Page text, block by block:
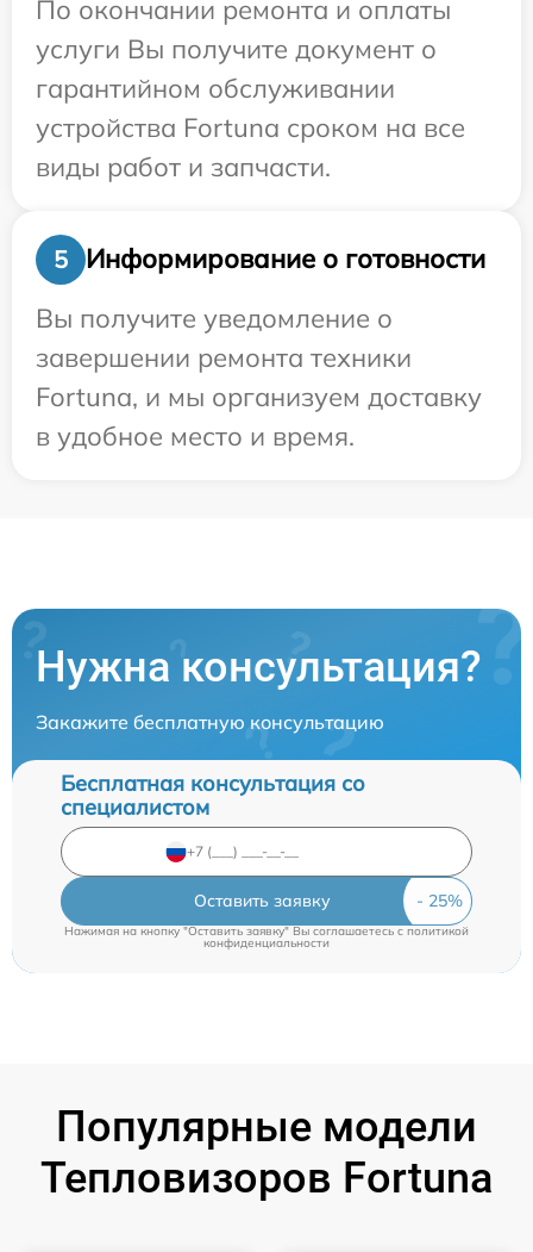
По окончании ремонта и оплаты
услуги Вы получите документ о
гарантийном обслуживании
устройства Fortuna сроком на все
виды работ и запчасти.
5
Информирование о готовности
Вы получите уведомление о
завершении ремонта техники
Fortuna, и мы организуем доставку
в удобное место и время.
Нужна консультация?
Закажите бесплатную консультацию
Бесплатная консультация со
специалистом
Оставить заявку
Нажимая на кнопку "Оставить заявку" Вы соглашаетесь cполитикой
конфиденциальности
Популярные модели
Тепловизоров Fortuna